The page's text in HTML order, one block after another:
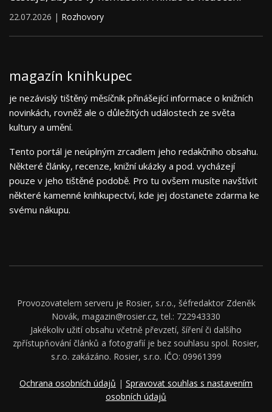
22.07.2026 | Rozhovory
magazín knihkupec
je nezávislý tištěný měsíčník přinášející informace o knižních
novinkách, rovněž ale o důležitých událostech ze světa
kultury a umění.
Tento portál je neúplným zrcadlem jeho redakčního obsahu.
Některé články, recenze, knižní ukázky a pod. vycházejí
pouze v jeho tištěné podobě. Pro tu ovšem musíte navštívit
některé kamenné knihkupectví, kde jej dostanete zdarma ke
svému nákupu.
Provozovatelem serveru je Rosier, s.r.o., šéfredaktor Zdeněk
Novák, magazin@rosier.cz, tel.: 722943330
Jakékoliv užití obsahu včetně převzetí, šíření či dalšího
zpřístupňování článků a fotografií je bez souhlasu spol. Rosier,
s.r.o. zakázáno. Rosier, s.r.o. IČO: 09961399
Ochrana osobních údajů | Spravovat souhlas s nastavením
osobních údajů